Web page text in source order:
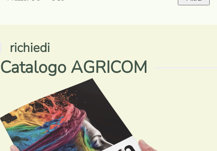
Prezzo
Prezzo
richiedi
Catalogo AGRICOM